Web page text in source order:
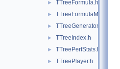
► TTreeFormula.h
► TTreeFormulaManager.h
► TTreeGeneratorBase.h
► TTreeIndex.h
► TTreePerfStats.h
► TTreePlayer.h